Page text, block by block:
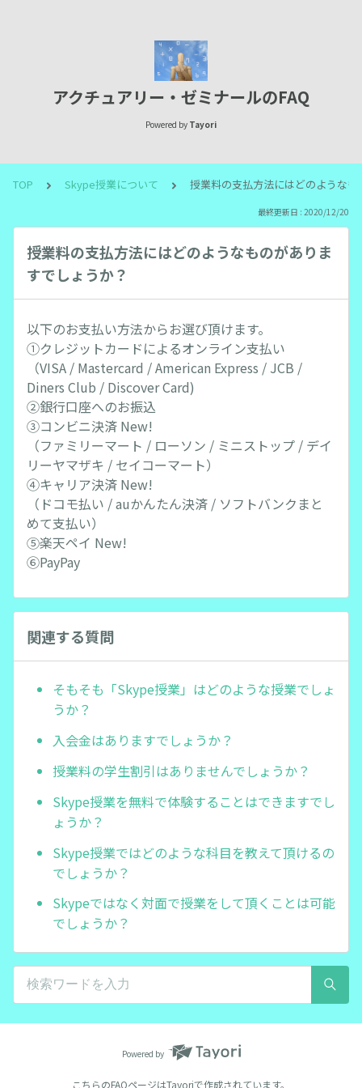
アクチュアリー・ゼミナールのFAQ
Powered by Tayori
TOP Skype授業について 授業料の支払方法にはどのような
最終更新日 : 2020/12/20
授業料の支払方法にはどのようなものがありま
すでしょうか？
以下のお支払い方法からお選び頂けます。
①クレジットカードによるオンライン支払い
（VISA / Mastercard / American Express / JCB /
Diners Club / Discover Card)
②銀行口座へのお振込
③コンビニ決済 New!
（ファミリーマート / ローソン / ミニストップ / デイ
リーヤマザキ / セイコーマート）
④キャリア決済 New!
（ドコモ払い / auかんたん決済 / ソフトバンクまと
めて支払い）
⑤楽天ペイ New!
⑥PayPay
関連する質問
そもそも「Skype授業」はどのような授業でしょ
うか？
入会金はありますでしょうか？
授業料の学生割引はありませんでしょうか？
Skype授業を無料で体験することはできますでし
ょうか？
Skype授業ではどのような科目を教えて頂けるの
でしょうか？
Skypeではなく対面で授業をして頂くことは可能
でしょうか？
Powered by
こちらのFAQページはTayoriで作成されています。